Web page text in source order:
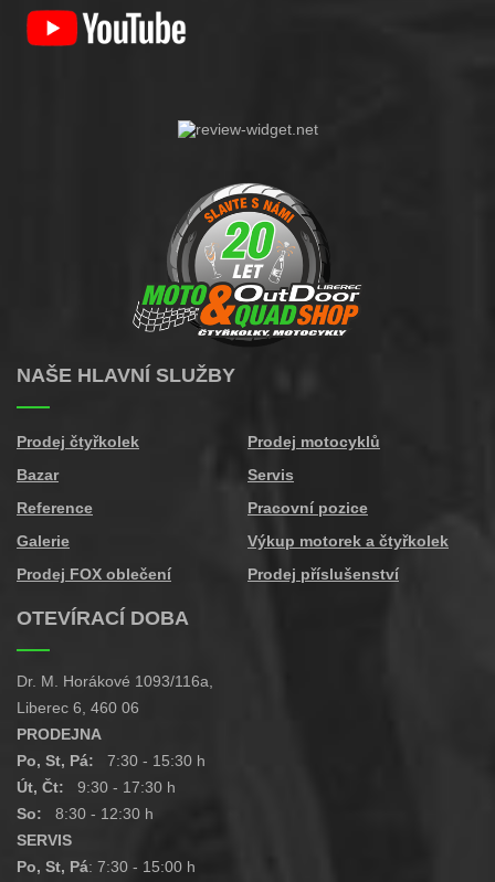
NAŠE HLAVNÍ SLUŽBY
Prodej čtyřkolek
Prodej motocyklů
Bazar
Servis
Reference
Pracovní pozice
Galerie
Výkup motorek a čtyřkolek
Prodej FOX oblečení
Prodej příslušenství
OTEVÍRACÍ DOBA
Dr. M. Horákové 1093/116a,
Liberec 6, 460 06
PRODEJNA
Po, St, Pá:
7:30 - 15:30 h
Út, Čt: 9:30 - 17:30 h
So: 8:30 - 12:30 h
SERVIS
Po, St, Pá: 7:30 - 15:00 h